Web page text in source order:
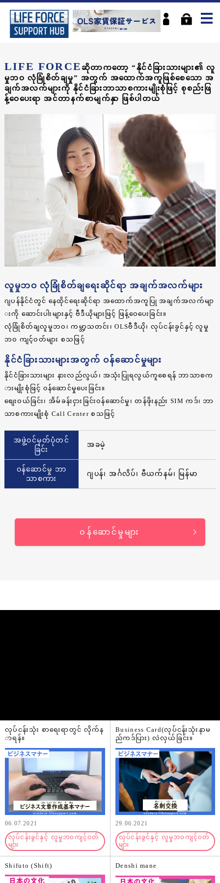
LIFE FORCE ဆိုတာကတော့ “နိုင်ငံခြားသားများ၏ လူ
မှုဘဝ လုံခြုံစိတ်ချမှု” အတွက် အထောက်အကူဖြစ်စေသော အ
ချက်အလက်များကို နိုင်ငံခြားဘာသာစကားမျိုးစုံဖြင့် စုစည်းဖြ
န့်ဝေပေးရာ အင်တာနက်စာမျက်နှာ ဖြစ်ပါတယ်
လူမှုဘဝ လုံခြုံစိတ်ချရေးဆိုင်ရာ အချက်အလက်များ
ဂျပန်နိုင်ငံတွင် နေထိုင်ရေးဆိုင်ရာ အထောက်အကူပြု အချက်အလက်မျာ
းကို ဆောင်းပါးများနှင့် ဗီဒီယိုများဖြင့် ဖြန့်ဝေပေးခြင်း။
လုံခြုံစိတ်ချလူမှုဘဝ၊ ကမ္ဘာ့သတင်း၊ OLSဗီဒီယို၊ လုပ်ငန်းခွင်နှင့် လူမှု
ဘဝ ကျင့်ဝတ်များ စသဖြင့်
နိုင်ငံခြားသားများအတွက် ဝန်ဆောင်မှုများ
နိုင်ငံခြားသားများ နားလည်လွယ်၊ အသုံးပြုရလွယ်ကူစေရန် ဘာသာစက
ားမျိုးစုံဖြင့် ဝန်ဆောင်မှုပေးခြင်း။
စျေးဝယ်ခြင်း၊ အိမ်ခန်းငှားခြင်းဝန်ဆောင်မှု၊ တန်ဖိုးနည်း SIM ကဒ်၊ ဘာ
သာစကားမျိုးစုံ Call Center စသဖြင့်
အဖွဲ့ဝင်မှတ်ပုံတင်
ခြင်း
အခမဲ့
ဝန်ဆောင်မှု ဘာ
သာစကား
ဂျပန်၊ အင်္ဂလိပ်၊ ဗီယက်နမ်၊ မြန်မာ
ဝန်ဆောင်မှုများ
လုပ်ငန်းသုံး စာရေးရာတွင် လိုက်န
ာရန်။
06.07.2021
လုပ်ငန်းခွင်နှင့် လူမှုဘဝကျင့်ဝတ်
များ
Business Card(လုပ်ငန်းသုံးနာမ
ည်ကဒ်ပြား) လဲလှယ်ခြင်း။
29.06.2021
လုပ်ငန်းခွင်နှင့် လူမှုဘဝကျင့်ဝတ်
များ
Shifuto (Shift) Denshi mane